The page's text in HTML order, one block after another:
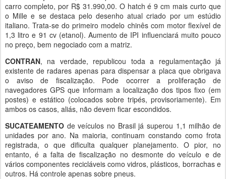
carro completo, por R$ 31.990,00. O hatch é 9 cm mais curto que
o Mille e se destaca pelo desenho atual criado por um estúdio
italiano. Trata-se do primeiro modelo chinês com motor flexível de
1,3 litro e 91 cv (etanol). Aumento de IPI influenciará muito pouco
no preço, bem negociado com a matriz.
CONTRAN, na verdade, republicou toda a regulamentação já
existente de radares apenas para dispensar a placa que obrigava
o aviso de fiscalização. Pode ocorrer a proliferação de
navegadores GPS que informam a localização dos tipos fixo (em
postes) e estático (colocados sobre tripés, provisoriamente). Em
ambos os casos, aliás, não devem ficar escondidos.
SUCATEAMENTO de veículos no Brasil já superou 1,1 milhão de
unidades por ano. Na maioria, continuam constando como frota
registrada, o que dificulta qualquer planejamento. O pior, no
entanto, é a falta de fiscalização no desmonte do veículo e de
vários componentes recicláveis como vidros, plásticos, borrachas e
outros. Há controle apenas sobre pneus.